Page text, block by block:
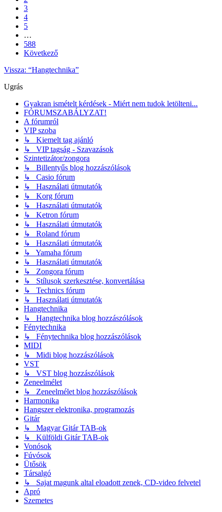
3
4
5
…
588
Következő
Vissza: “Hangtechnika”
Ugrás
Gyakran ismételt kérdések - Miért nem tudok letölteni...
FÓRUMSZABÁLYZAT!
A fórumról
VIP szoba
↳ Kiemelt tag ajánló
↳ VIP tagság - Szavazások
Szintetizátor/zongora
↳ Billentyűs blog hozzászólások
↳ Casio fórum
↳ Használati útmutatók
↳ Korg fórum
↳ Használati útmutatók
↳ Ketron fórum
↳ Használati útmutatók
↳ Roland fórum
↳ Használati útmutatók
↳ Yamaha fórum
↳ Használati útmutatók
↳ Zongora fórum
↳ Stílusok szerkesztése, konvertálása
↳ Technics fórum
↳ Használati útmutatók
Hangtechnika
↳ Hangtechnika blog hozzászólások
Fénytechnika
↳ Fénytechnika blog hozzászólások
MIDI
↳ Midi blog hozzászólások
VST
↳ VST blog hozzászólások
Zeneelmélet
↳ Zeneelmélet blog hozzászólások
Harmonika
Hangszer elektronika, programozás
Gitár
↳ Magyar Gitár TAB-ok
↳ Külföldi Gitár TAB-ok
Vonósok
Fúvósok
Ütősök
Társalgó
↳ Sajat magunk altal eloadott zenek, CD-video felvetel
Apró
Szemetes